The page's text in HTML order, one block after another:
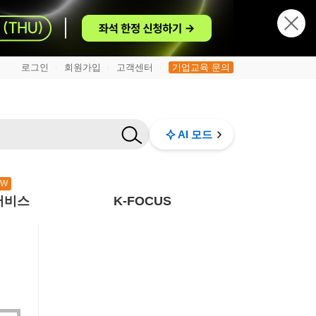
로그인 회원가입 고객센터 기업교육 문의
AI 모드
비스 K-FOCUS